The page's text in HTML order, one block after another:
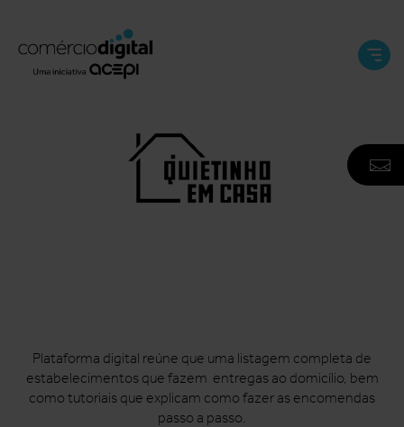
e
Plataforma digital reúne que uma listagem completa de
estabelecimentos que fazem entregas ao domicílio, bem
como tutoriais que explicam como fazer as encomendas
passo a passo.